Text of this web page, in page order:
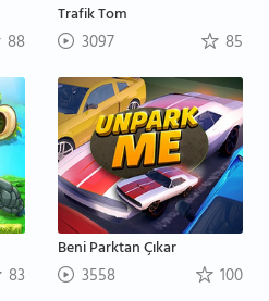
88
Trafik Tom
3097 85
83
Beni Parktan Çıkar
3558 100